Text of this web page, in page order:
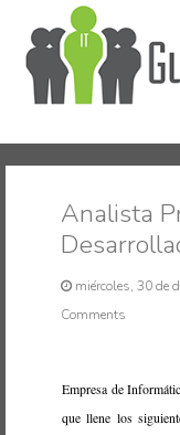
Inicio
Analista
miércoles, 30 de
Comments
Empresa de
que llene los